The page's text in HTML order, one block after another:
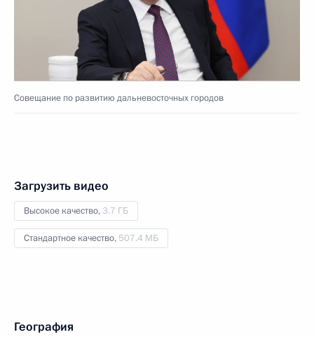
Совещание по развитию дальневосточных городов
Загрузить видео
Высокое качество, 3.7 ГБ
Стандартное качество, 507.4 МБ
География